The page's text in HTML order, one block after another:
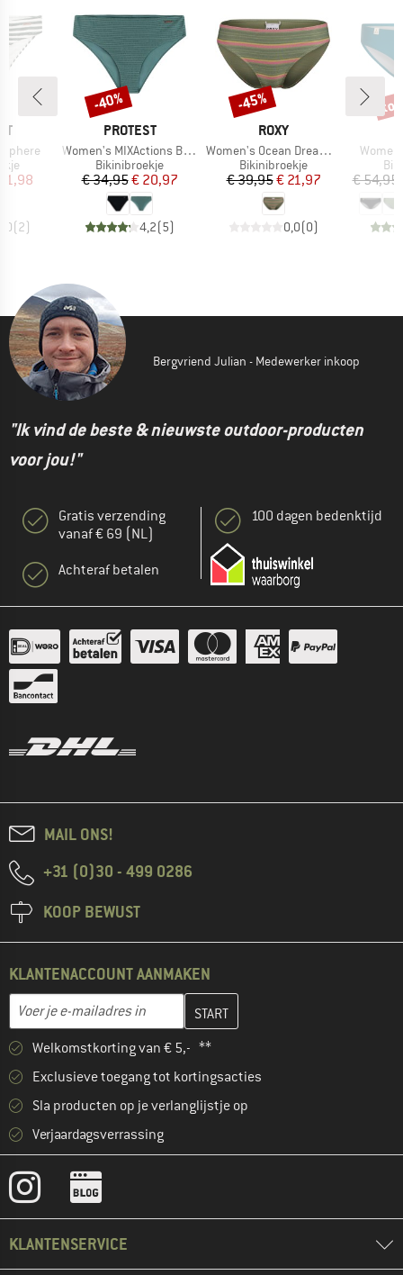
prijs
(2)
MERK
PROTEST
Artikel
Women's MIXActions Bikini Bottom
Productgroep
Bikinibroekje
Prijs
€ 34,95Verlaagde prijs
€ 20,97
4,2(5)
Korting
-40%
MERK
ROXY
Artikel
Women's Ocean Dreamer Hipster
Productgroep
Bikinibroekje
Prijs
€ 39,95Verlaagde prijs
€ 21,97
0,0(0)
Korting
-45%
Artikel
€ 54,95
Bergvriend Julian - Medewerker inkoop
"Ik vind de beste & nieuwste outdoor-producten
voor jou!"
Gratis verzending
vanaf € 69 (NL)
Achteraf betalen
100 dagen bedenktijd
MAIL ONS!
+31 (0)30 - 499 0286
KOOP BEWUST
KLANTENACCOUNT AANMAKEN
E-mailadres
Vul je e-mailadres hier in en maak in de volgende stap je
Welkomstkorting van € 5,- **
Exclusieve toegang tot kortingsacties
Sla producten op je verlanglijstje op
Verjaardagsverrassing
KLANTENSERVICE